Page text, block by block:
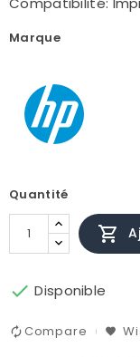
Marque
Quantité

 Disponible
Compare